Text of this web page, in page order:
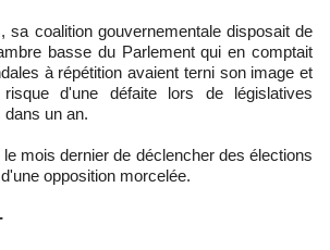
sa coalition gouvernementale disposait de
basse du Parlement qui en comptait
à répétition avaient terni son image et
d'une défaite lors de législatives
dans un an.
mois dernier de déclencher des élections
opposition morcelée.